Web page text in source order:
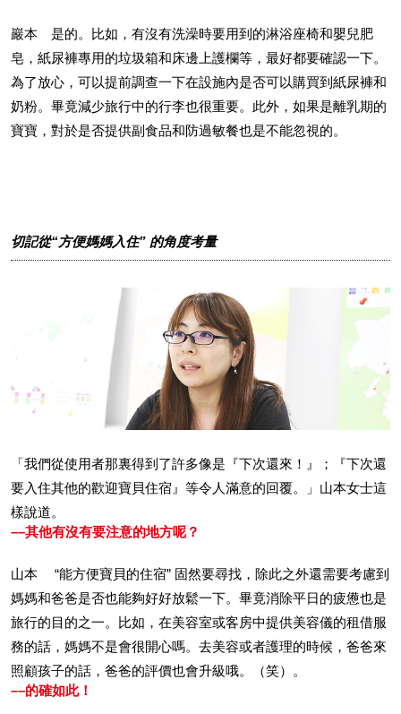
巖本 是的。比如，有沒有洗澡時要用到的淋浴座椅和嬰兒肥
皂，紙尿褲專用的垃圾箱和床邊上護欄等，最好都要確認一下。
為了放心，可以提前調查一下在設施內是否可以購買到紙尿褲和
奶粉。畢竟減少旅行中的行李也很重要。此外，如果是離乳期的
寶寶，對於是否提供副食品和防過敏餐也是不能忽視的。
切記從“方便媽媽入住” 的角度考量
「我們從使用者那裏得到了許多像是『下次還來！』；『下次還
要入住其他的歡迎寶貝住宿』等令人滿意的回覆。」山本女士這
樣說道。
––其他有沒有要注意的地方呢？
山本 “能方便寶貝的住宿” 固然要尋找，除此之外還需要考慮到
媽媽和爸爸是否也能夠好好放鬆一下。畢竟消除平日的疲憊也是
旅行的目的之一。比如，在美容室或客房中提供美容儀的租借服
務的話，媽媽不是會很開心嗎。去美容或者護理的時候，爸爸來
照顧孩子的話，爸爸的評價也會升級哦。（笑）。
––的確如此！